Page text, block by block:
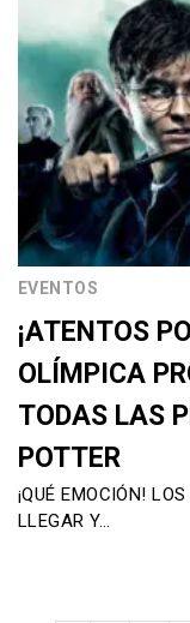
EVENTOS
¡ATENTOS
OLÍMPICA
TODAS LAS
POTTER
¡QUÉ EMOCIÓN!
LLEGAR Y…